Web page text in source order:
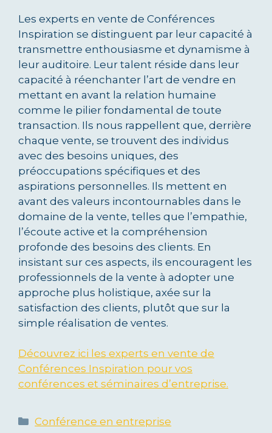
Les experts en vente de Conférences
Inspiration se distinguent par leur capacité à
transmettre enthousiasme et dynamisme à
leur auditoire. Leur talent réside dans leur
capacité à réenchanter l’art de vendre en
mettant en avant la relation humaine
comme le pilier fondamental de toute
transaction. Ils nous rappellent que, derrière
chaque vente, se trouvent des individus
avec des besoins uniques, des
préoccupations spécifiques et des
aspirations personnelles. Ils mettent en
avant des valeurs incontournables dans le
domaine de la vente, telles que l’empathie,
l’écoute active et la compréhension
profonde des besoins des clients. En
insistant sur ces aspects, ils encouragent les
professionnels de la vente à adopter une
approche plus holistique, axée sur la
satisfaction des clients, plutôt que sur la
simple réalisation de ventes.
Découvrez ici les experts en vente de
Conférences Inspiration pour vos
conférences et séminaires d’entreprise.
Catégories
Conférence en entreprise